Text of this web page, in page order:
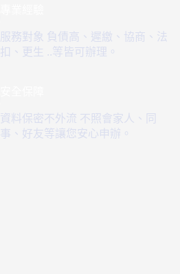
服務對象 負債高、遲繳、協商、法
扣、更生 ..等皆可辦理。
資料保密不外流 不照會家人、同
事、好友等讓您安心申辦。